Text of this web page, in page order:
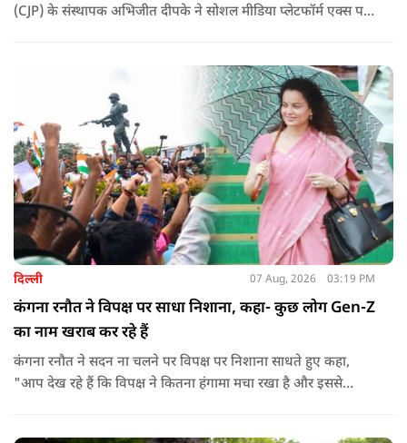
(CJP) के संस्थापक अभिजीत दीपके ने सोशल मीडिया प्लेटफॉर्म एक्स पर
दिल्ली 07 Aug, 2026 03:19 PM
कंगना रनौत ने विपक्ष पर साधा निशाना, कहा- कुछ लोग Gen-Z
का नाम खराब कर रहे हैं
कंगना रनौत ने सदन ना चलने पर विपक्ष पर निशाना साधते हुए कहा,
"आप देख रहे हैं कि विपक्ष ने कितना हंगामा मचा रखा है और इससे